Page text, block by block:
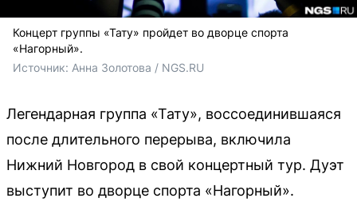
Концерт группы «Тату» пройдет во дворце спорта
«Нагорный».
Источник: Анна Золотова / NGS.RU
Легендарная группа «Тату», воссоединившаяся
после длительного перерыва, включила
Нижний Новгород в свой концертный тур. Дуэт
выступит во дворце спорта «Нагорный».